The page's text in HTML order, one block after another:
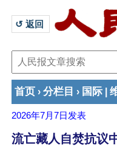
↺ 返回
首页 › 分栏目 › 国际
2026年7月7日 发表
流亡藏人自焚抗议